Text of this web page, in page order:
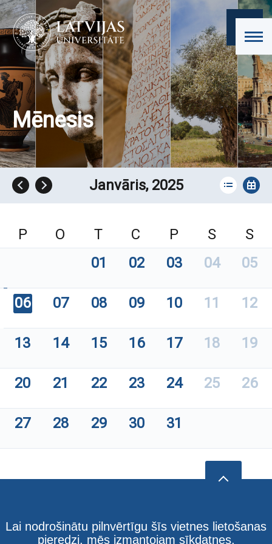
Mēnesis
Janvāris, 2025
P O T C P S
S
01
02 03 04 05
06 07 08 09 10 11 12
13 14 15 16 17 18 19
20 21 22 23 24 25 26
27 28 29 30 31
Lai nodrošinātu pilnvērtīgu šīs vietnes lietošanas
pieredzi, mēs izmantojam sīkdatnes.